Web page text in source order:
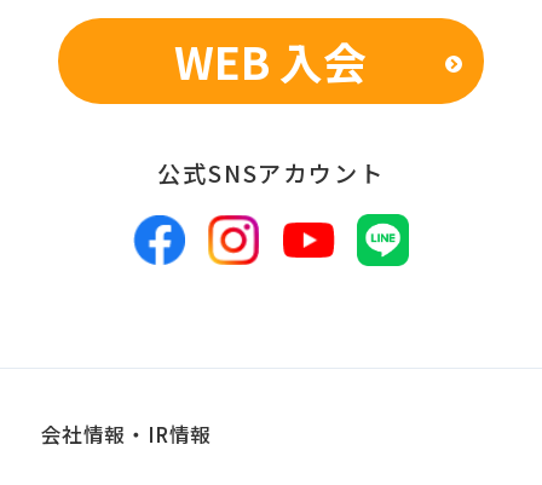
■個人情報の管理
当社は、お客様からお預かりした個人情
ざん、紛失等がないよう適正な管理に努
めます。当社において安全管理のために
講じている措置の内容については、本プ
■個人情報の開示
WEB 入会
公式SNSアカウント
会社情報・IR情報